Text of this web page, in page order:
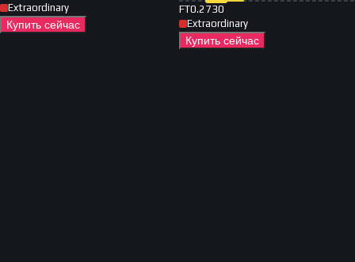
Extraordinary
Купить сейчас
FT0.2730
Extraordinary
Купить сейчас